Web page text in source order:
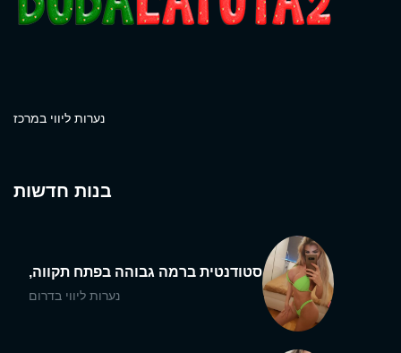
נערות ליווי במרכז
בנות חדשות
סטודנטית ברמה גבוהה בפתח תקווה,
נערות ליווי בדרום